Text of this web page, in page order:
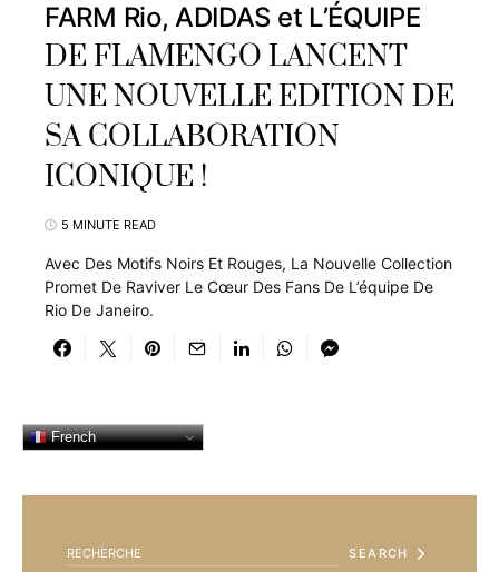
FARM Rio, ADIDAS et L’ÉQUIPE
DE FLAMENGO LANCENT
UNE NOUVELLE EDITION DE
SA COLLABORATION
ICONIQUE !
5 MINUTE READ
Avec Des Motifs Noirs Et Rouges, La Nouvelle Collection
Promet De Raviver Le Cœur Des Fans De L’équipe De
Rio De Janeiro.
French
SEARCH